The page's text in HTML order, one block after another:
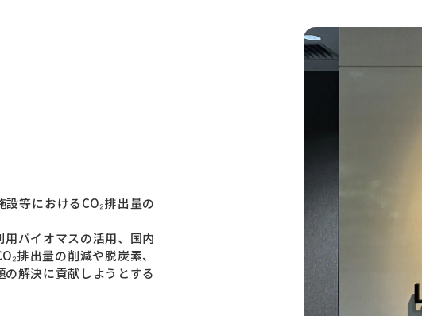
等におけるCO₂排出量の
バイオマスの活用、国内
排出量の削減や脱炭素、
解決に貢献しようとする